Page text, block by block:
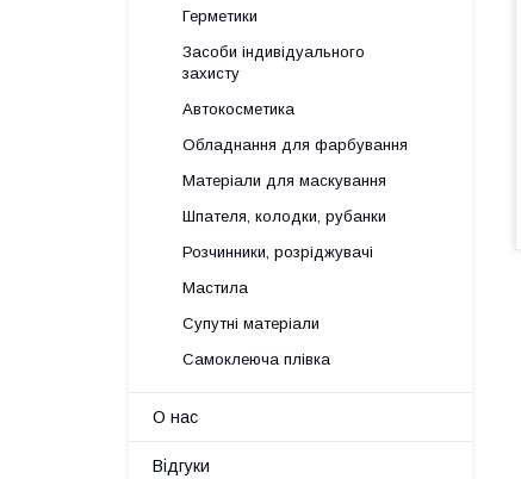
Герметики
Засоби індивідуального
захисту
Автокосметика
Обладнання для фарбування
Матеріали для маскування
Шпателя, колодки, рубанки
Розчинники, розріджувачі
Мастила
Супутні матеріали
Самоклеюча плівка
О нас
Відгуки